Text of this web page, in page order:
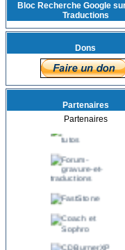
Bloc Recherche Google
Traductions
Dons
Partenaires
Partenaires